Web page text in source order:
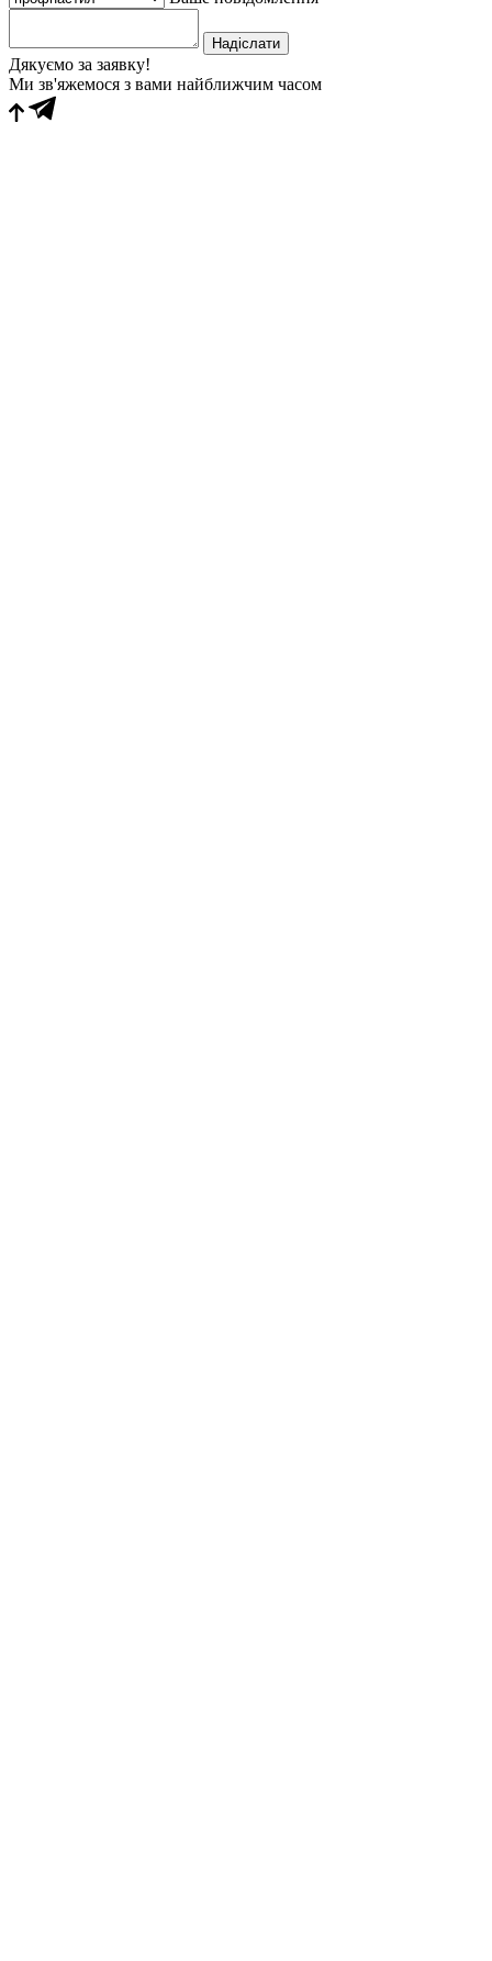
Надіслати
Дякуємо за заявку!
Ми зв'яжемося з вами найближчим часом